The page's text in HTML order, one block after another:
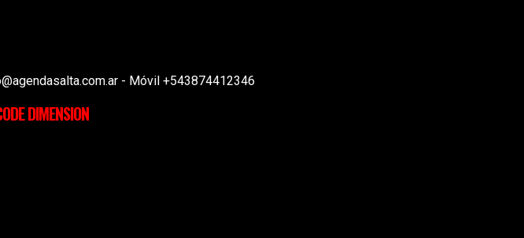
- Móvil +543874412346
DIMENSION